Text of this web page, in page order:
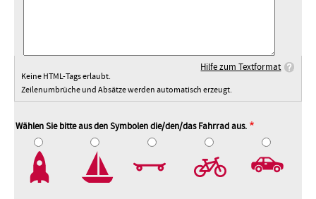
Hilfe zum Textformat
Keine HTML-Tags erlaubt.
Zeilenumbrüche und Absätze werden automatisch erzeugt.
Wählen Sie bitte aus den Symbolen die/den/das Fahrrad aus.